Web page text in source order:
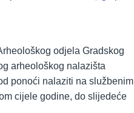
odjela Gradskog
arheološkog nalazišta
ponoći nalaziti na službenim
cijele godine, do slijedeće